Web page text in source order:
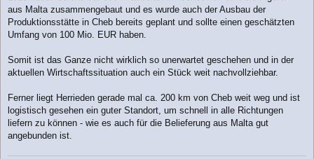
aus Malta zusammengebaut und es wurde auch der Ausbau der
Produktionsstätte in Cheb bereits geplant und sollte einen geschätzten
Umfang von 100 Mio. EUR haben.
Somit ist das Ganze nicht wirklich so unerwartet geschehen und in der
aktuellen Wirtschaftssituation auch ein Stück weit nachvollziehbar.
Ferner liegt Herrieden gerade mal ca. 200 km von Cheb weit weg und ist
logistisch gesehen ein guter Standort, um schnell in alle Richtungen
liefern zu können - wie es auch für die Belieferung aus Malta gut
angebunden ist.